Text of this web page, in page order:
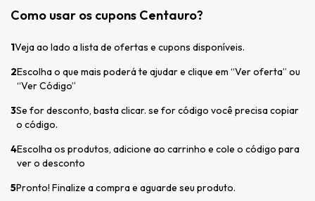
Como usar os cupons Centauro?
1Veja ao lado a lista de ofertas e cupons disponíveis.
2Escolha o que mais poderá te ajudar e clique em “Ver oferta” ou
“Ver Código”
3Se for desconto, basta clicar. se for código você precisa copiar
o código.
4Escolha os produtos, adicione ao carrinho e cole o código para
ver o desconto
5Pronto! Finalize a compra e aguarde seu produto.